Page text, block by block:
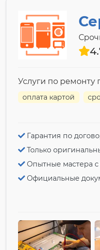
Услуги по ремонту
оплата картой
Гарантия по
Только оригинальные
Опытные мастера
Официальные